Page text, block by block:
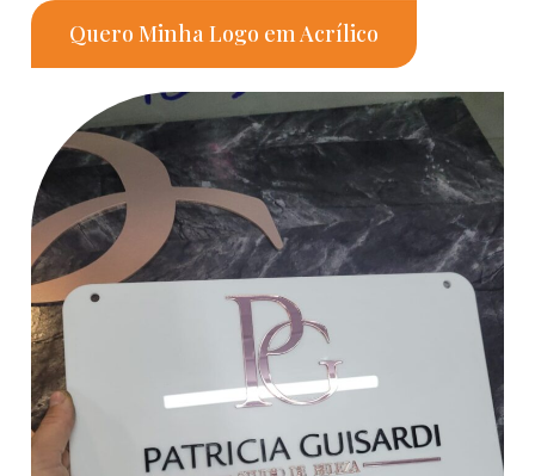
Quero Minha Logo em Acrílico